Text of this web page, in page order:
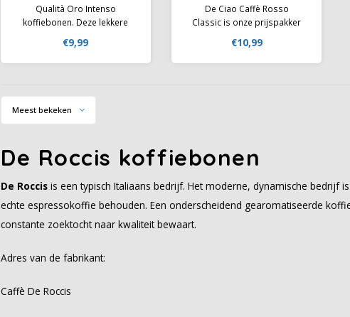
Qualità Oro Intenso
koffiebonen. Deze lekkere
koffiehuis De Roccis: een
krachtige koffie met een
€9,99
De Ciao Caffè Rosso
Classic is onze prijspakker
Een medium krachtige
melange. Ciao koffie, waar te
€10,99
Meest bekeken
De Roccis koffiebonen
De Roccis is een typisch Italiaans bedrijf. Het moderne, dynamische
echte espressokoffie behouden. Een onderscheidend gearomatiseerde
constante zoektocht naar kwaliteit bewaart.
Adres van de fabrikant:
Caffè De Roccis